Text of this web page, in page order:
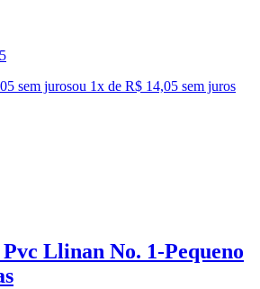
sem jurosou 1x de R$ 14,05 sem juros
Llinan No. 1-Pequeno